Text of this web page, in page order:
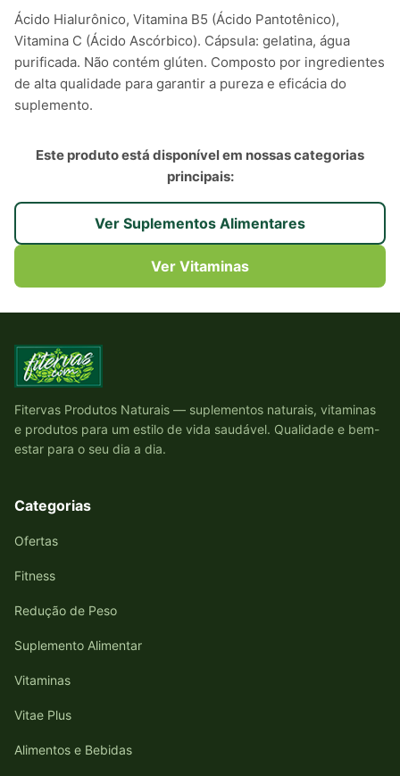
Ácido Hialurônico, Vitamina B5 (Ácido Pantotênico),
Vitamina C (Ácido Ascórbico). Cápsula: gelatina, água
purificada. Não contém glúten. Composto por ingredientes
de alta qualidade para garantir a pureza e eficácia do
suplemento.
Este produto está disponível em nossas categorias
principais:
Ver Suplementos Alimentares
Ver Vitaminas
Fitervas Produtos Naturais — suplementos naturais, vitaminas
e produtos para um estilo de vida saudável. Qualidade e bem-
estar para o seu dia a dia.
Categorias
Ofertas
Fitness
Redução de Peso
Suplemento Alimentar
Vitaminas
Vitae Plus
Alimentos e Bebidas